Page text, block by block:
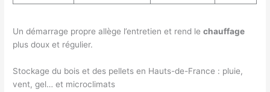
Un démarrage propre allège l’entretien et rend lechauffage
plus doux et régulier.
Stockage du bois et des pellets en Hauts-de-France : pluie,
vent, gel… et microclimats